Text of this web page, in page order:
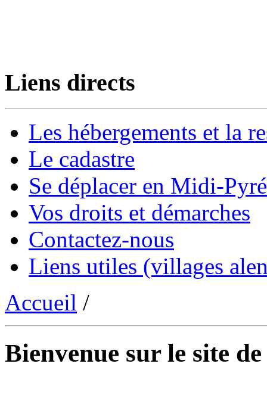
Liens directs
Les hébergements et la
Le cadastre
Se déplacer en Midi-
Vos droits et démarches
Contactez-nous
Liens utiles (villages
Accueil /
Bienvenue sur le site